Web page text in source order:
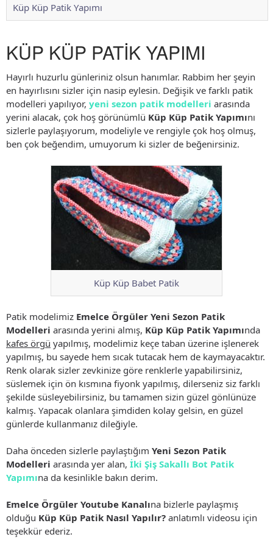
Küp Küp Patik Yapımı
KÜP KÜP PATİK YAPIMI
Hayırlı huzurlu günleriniz olsun hanımlar. Rabbim her şeyin
en hayırlısını sizler için nasip eylesin. Değişik ve farklı patik
modelleri yapılıyor, yeni sezon patik modelleri arasında
yerini alacak, çok hoş görünümlü Küp Küp Patik Yapımını
sizlerle paylaşıyorum, modeliyle ve rengiyle çok hoş olmuş,
ben çok beğendim, umuyorum ki sizler de beğenirsiniz.
Küp Küp Babet Patik
Patik modelimiz Emelce Örgüler Yeni Sezon Patik
Modelleri arasında yerini almış, Küp Küp Patik Yapımında
kafes örgü yapılmış, modelimiz keçe taban üzerine işlenerek
yapılmış, bu sayede hem sıcak tutacak hem de kaymayacaktır.
Renk olarak sizler zevkinize göre renklerle yapabilirsiniz,
süslemek için ön kısmına fiyonk yapılmış, dilerseniz siz farklı
şekilde süsleyebilirsiniz, bu tamamen sizin güzel gönlünüze
kalmış. Yapacak olanlara şimdiden kolay gelsin, en güzel
günlerde kullanmanız dileğiyle.
Daha önceden sizlerle paylaştığım Yeni Sezon Patik
Modelleri arasında yer alan, İki Şiş Sakallı Bot Patik
Yapımına da kesinlikle bakın derim.
Emelce Örgüler Youtube Kanalına bizlerle paylaşmış
olduğu Küp Küp Patik Nasıl Yapılır? anlatımlı videosu için
teşekkür ederiz.